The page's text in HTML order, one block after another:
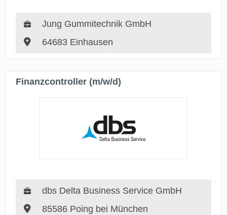
Jung Gummitechnik GmbH
64683 Einhausen
Finanzcontroller (m/w/d)
dbs Delta Business Service GmbH
85586 Poing bei München